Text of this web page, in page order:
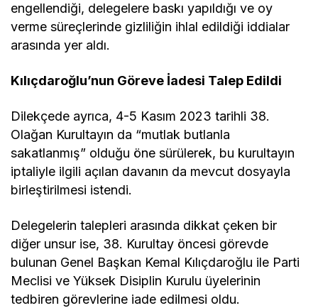
engellendiği, delegelere baskı yapıldığı ve oy
verme süreçlerinde gizliliğin ihlal edildiği iddialar
arasında yer aldı.
Kılıçdaroğlu’nun Göreve İadesi Talep Edildi
Dilekçede ayrıca, 4-5 Kasım 2023 tarihli 38.
Olağan Kurultayın da “mutlak butlanla
sakatlanmış” olduğu öne sürülerek, bu kurultayın
iptaliyle ilgili açılan davanın da mevcut dosyayla
birleştirilmesi istendi.
Delegelerin talepleri arasında dikkat çeken bir
diğer unsur ise, 38. Kurultay öncesi görevde
bulunan Genel Başkan Kemal Kılıçdaroğlu ile Parti
Meclisi ve Yüksek Disiplin Kurulu üyelerinin
tedbiren görevlerine iade edilmesi oldu.